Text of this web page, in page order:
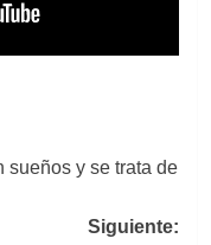
sueños y se trata de
Siguiente: